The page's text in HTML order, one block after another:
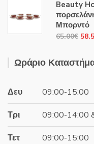
Beauty
Μπορντό
65.00€
Ωράριο
Δευ 09:00-15:00
Τρι 09:00-14:00
Τετ 09:00-15:00